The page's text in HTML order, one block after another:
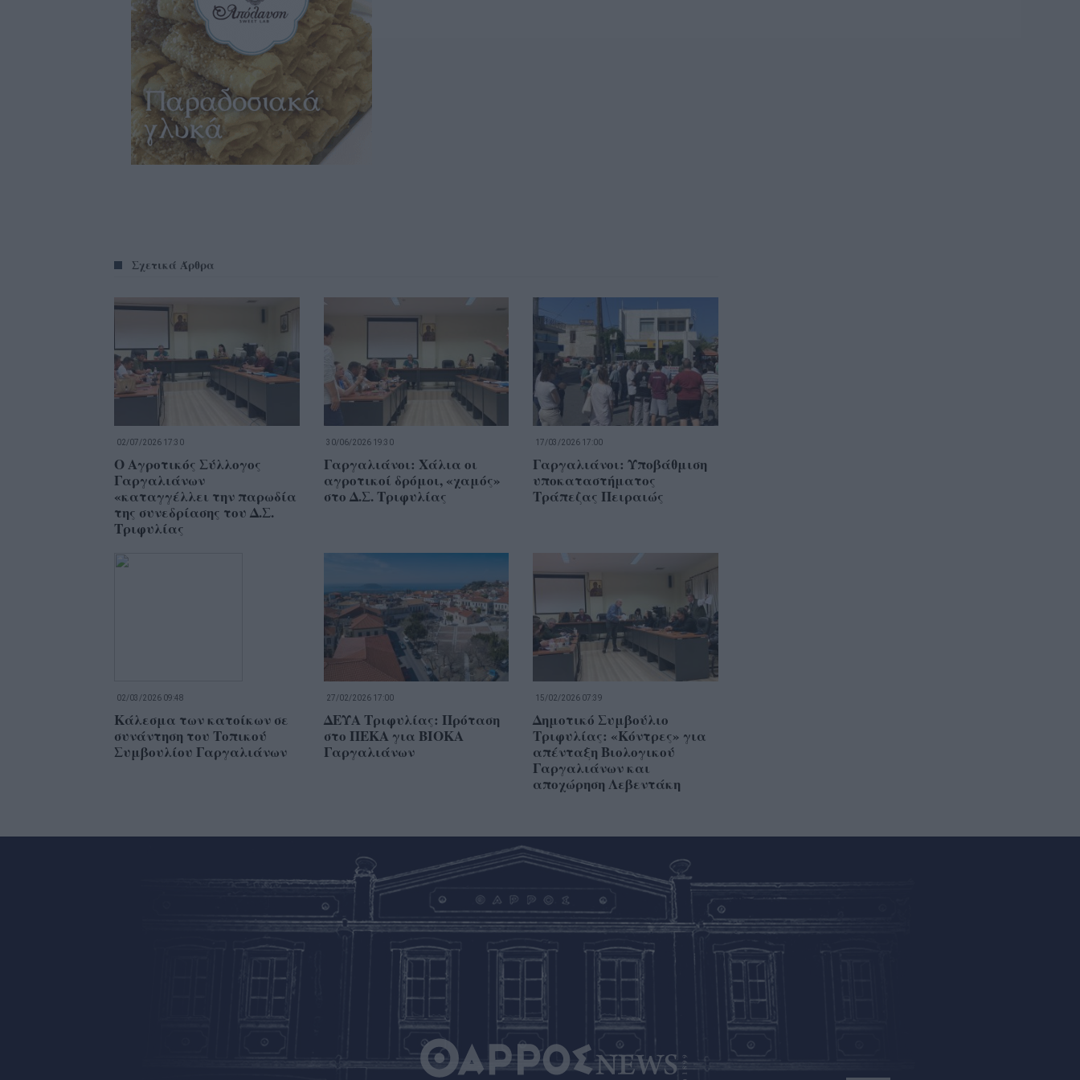
Σχετικά Άρθρα
02/07/2026 17:30
Ο Αγροτικός Σύλλογος
Γαργαλιάνων
«καταγγέλλει την παρωδία
της συνεδρίασης του Δ.Σ.
Τριφυλίας
30/06/2026 19:30
Γαργαλιάνοι: Χάλια οι
αγροτικοί δρόμοι, «χαμός»
στο Δ.Σ. Τριφυλίας
17/03/2026 17:00
Γαργαλιάνοι: Υποβάθμιση
υποκαταστήματος
Τράπεζας Πειραιώς
02/03/2026 09:48
Κάλεσμα των κατοίκων σε
συνάντηση του Τοπικού
Συμβουλίου Γαργαλιάνων
27/02/2026 17:00
ΔΕΥΑ Τριφυλίας: Πρόταση
στο ΠΕΚΑ για ΒΙΟΚΑ
Γαργαλιάνων
15/02/2026 07:39
Δημοτικό Συμβούλιο
Τριφυλίας: «Κόντρες» για
απένταξη Βιολογικού
Γαργαλιάνων και
αποχώρηση Λεβεντάκη